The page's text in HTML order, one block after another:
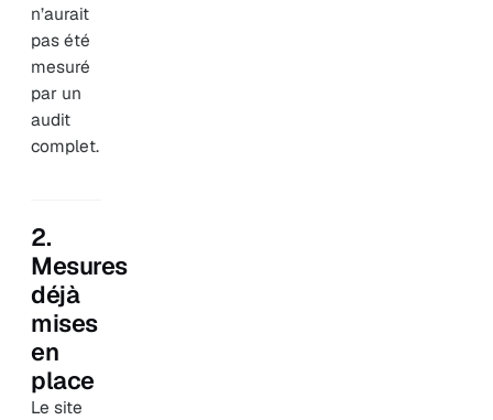
n’aurait
pas été
mesuré
par un
audit
complet.
2.
Mesures
déjà
mises
en
place
Le site